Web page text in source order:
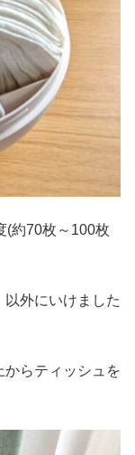
(約70枚～100枚
外にいけました
らティッシュを